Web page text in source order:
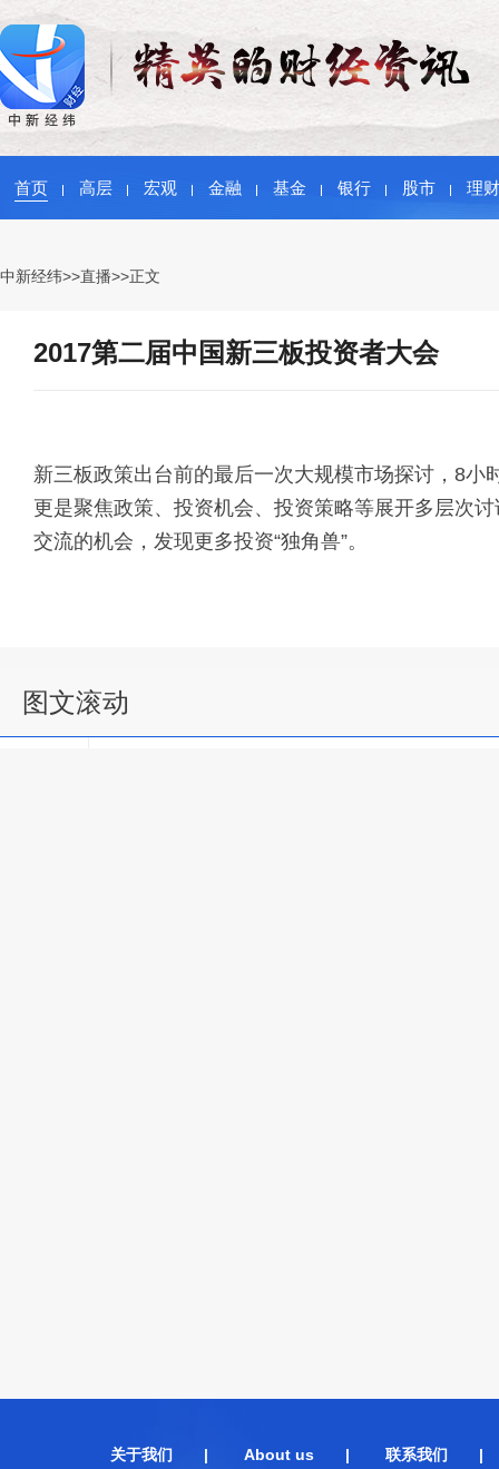
首页 高层 宏观 金融 基金 银行 股市 理财
中新经纬>>直播>>正文
2017第二届中国新三板投资者大会
新三板政策出台前的最后一次大规模市场探讨，8
更是聚焦政策、投资机会、投资策略等展开多层次
交流的机会，发现更多投资“独角兽”。
图文滚动
关于我们 | About us| 联系我们